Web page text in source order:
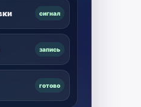
сигнал
запись
готово